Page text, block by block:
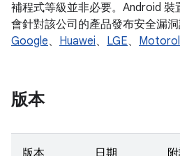
補程式等級並非必要。Android
會針對該公司的產品發布安全漏洞
Google、 Huawei、 LGE、
版本
版本 日期